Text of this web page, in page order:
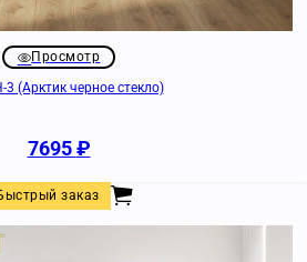
Просмотр
3 (Арктик черное стекло)
7695₽
заказ